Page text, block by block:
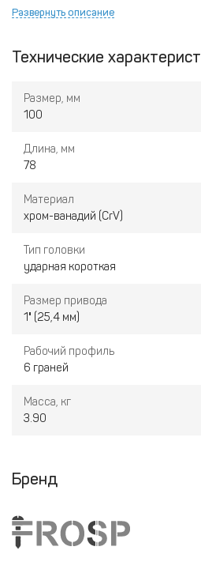
применяться для работы с
крепежа. Исключает риск
Хром-ванадий
материала к физическим и
Развернуть описание
Технические
Размер, мм
100
Длина, мм
78
Материал
хром-ванадий (CrV)
Тип головки
ударная короткая
Размер привода
1" (25,4 мм)
Рабочий профиль
6 граней
Масса, кг
3.90
Бренд